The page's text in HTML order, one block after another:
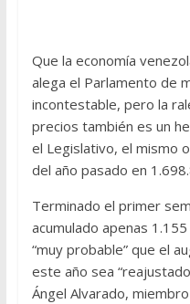
Que la economía
alega el Parlamento de
incontestable, pero la
precios también es un
el Legislativo, el mismo
del año pasado en
Terminado el primer
acumulado apenas
“muy probable” que el
este año sea
Ángel Alvarado,